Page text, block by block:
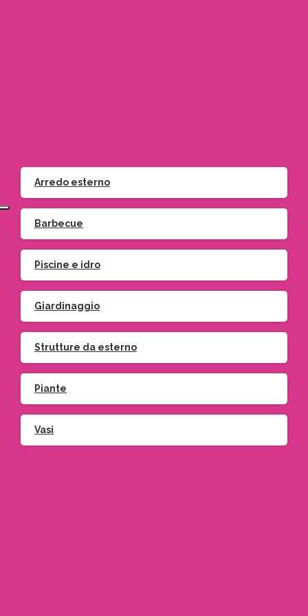
Arredo esterno
Barbecue
Piscine e idro
Giardinaggio
Strutture da esterno
Piante
Vasi